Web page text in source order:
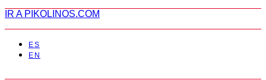
IR A PIKOLINOS.COM
ES
EN